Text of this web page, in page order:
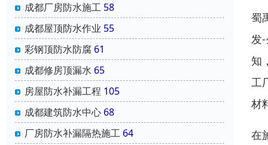
成都厂房防水施工 58
成都屋顶防水作业 55
彩钢顶防水防腐 61
成都修房顶漏水 65
房屋防水补漏工程 105
成都建筑防水中心 68
厂房防水补漏隔热施工 64
蜀
发
知
工
材
在